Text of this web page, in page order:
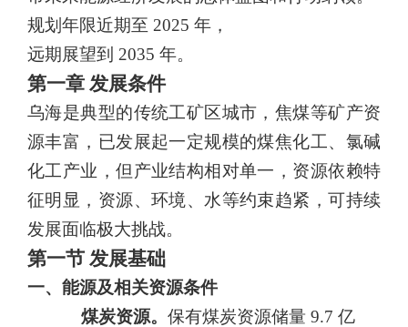
规划年限近期至 2025 年，
远期展望到 2035 年。
第一章 发展条件
乌海是典型的传统工矿区城市，焦煤等矿产资
源丰富，已发展起一定规模的煤焦化工、氯碱
化工产业，但产业结构相对单一，资源依赖特
征明显，资源、环境、水等约束趋紧，可持续
发展面临极大挑战。
第一节 发展基础
一、能源及相关资源条件
煤炭资源。 保有煤炭资源储量 9.7 亿